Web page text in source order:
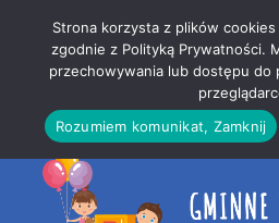
treści
strony
Strona korzysta z plików cookies
zgodnie z Polityką Prywatności.
przechowywania lub dostępu do
Rozumiem komunikat, Zamknij